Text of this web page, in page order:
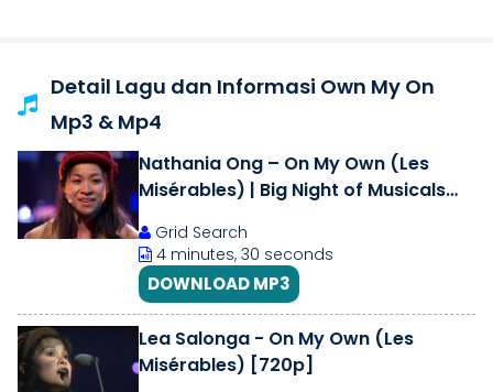
Detail Lagu dan Informasi Own My On
Mp3 & Mp4
Nathania Ong – On My Own (Les
Misérables) | Big Night of Musicals
Grid Search
4 minutes, 30 seconds
DOWNLOAD MP3
Lea Salonga - On My Own (Les
Misérables) [720p]